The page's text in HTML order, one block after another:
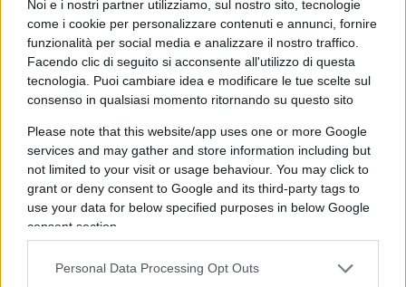
Noi e i nostri partner utilizziamo, sul nostro sito, tecnologie
come i cookie per personalizzare contenuti e annunci, fornire
funzionalità per social media e analizzare il nostro traffico.
Facendo clic di seguito si acconsente all'utilizzo di questa
tecnologia. Puoi cambiare idea e modificare le tue scelte sul
consenso in qualsiasi momento ritornando su questo sito
Please note that this website/app uses one or more Google
services and may gather and store information including but
not limited to your visit or usage behaviour. You may click to
grant or deny consent to Google and its third-party tags to
use your data for below specified purposes in below Google
consent section.
Personal Data Processing Opt Outs
toccano le pensioni e dunque non fanno come
promesso in campagna elettorale.
12:15 Daniele Capezzone è l’unico a beccare
14:41Andrea Giambruno lascia il videoe per
Repubblicaproblemi in Borsa per il presunto
scontro Mediaset-Meloni.